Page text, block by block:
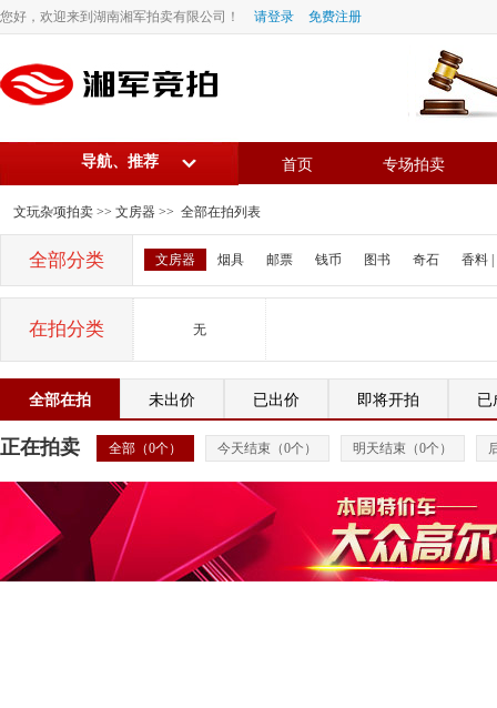
您好，欢迎来到湖南湘军拍卖有限公司！ 请登录 免费注册
导航、推荐 首页 专场拍卖
文玩杂项拍卖 >> 文房器 >> 全部在拍列表
全部分类 文房器 烟具 邮票 钱币 图书 奇石 香料 |
在拍分类 无
全部在拍 未出价 已出价 即将开拍 已
正在拍卖 全部（0个） 今天结束（0个） 明天结束（0个）